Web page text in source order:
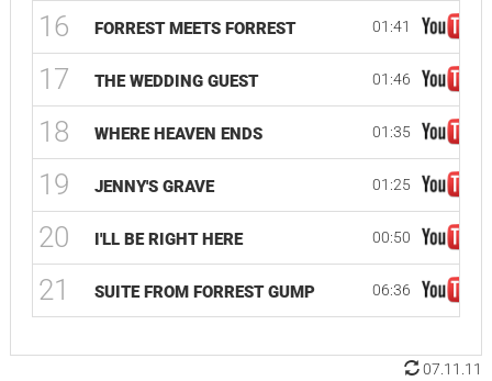
16 FORREST MEETS FORREST 01:41
17 THE WEDDING GUEST 01:46
18 WHERE HEAVEN ENDS 01:35
19 JENNY'S GRAVE 01:25
20 I'LL BE RIGHT HERE 00:50
21 SUITE FROM FORREST GUMP 06:36
07.11.11